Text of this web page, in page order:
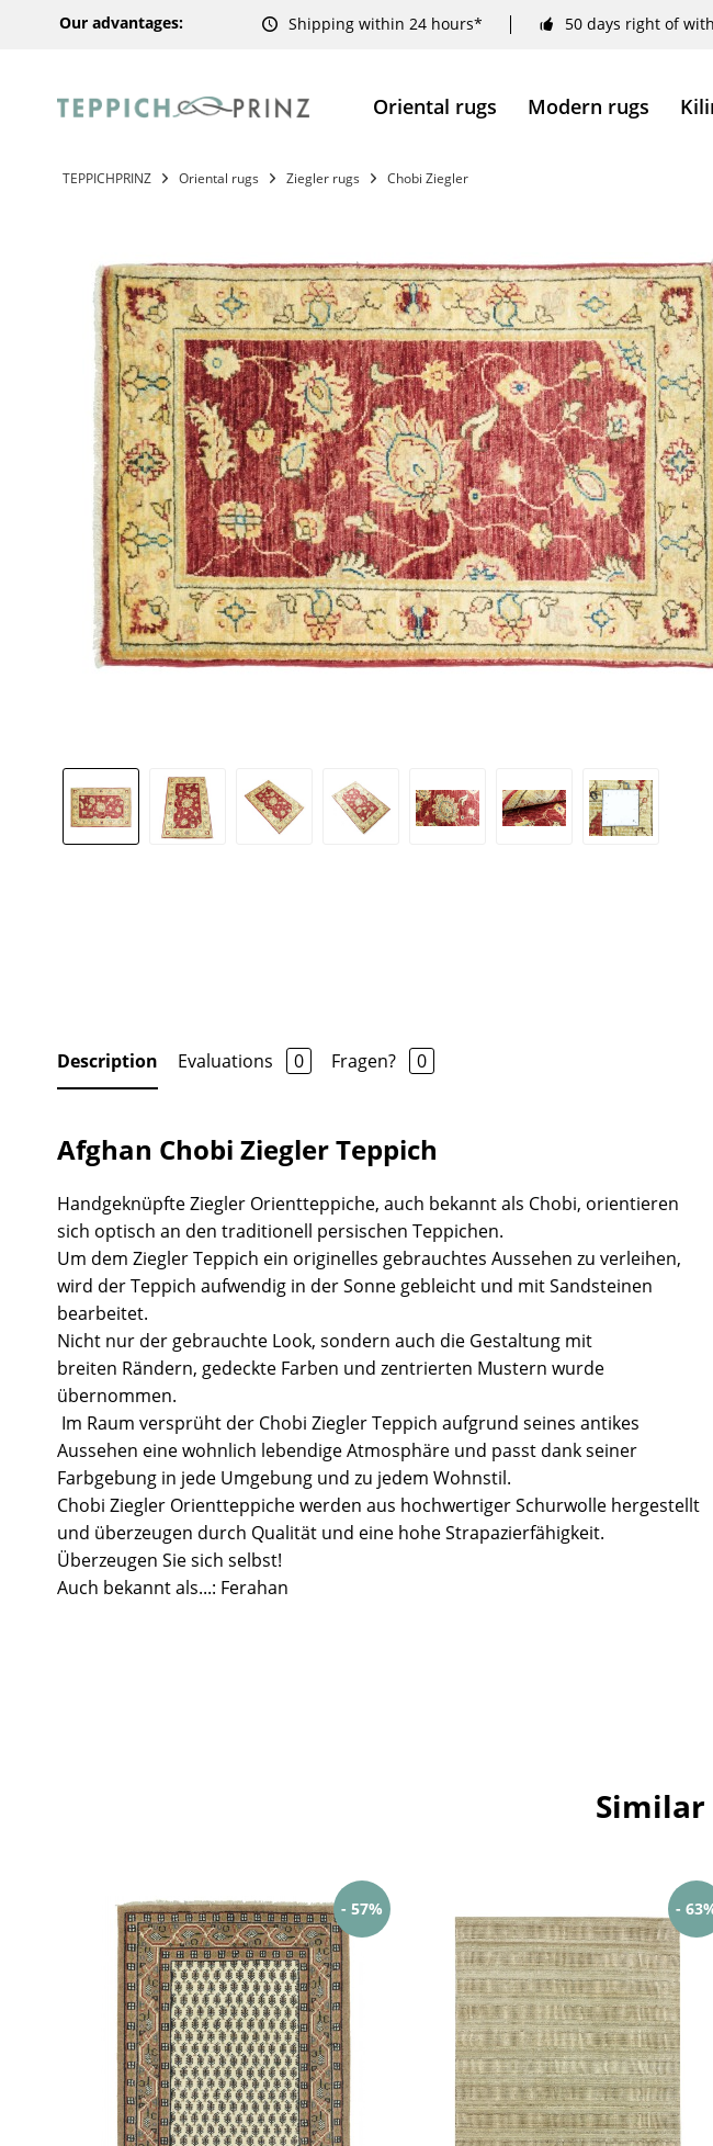
Our advantages: Shipping within 24 hours* 50 days right of
Oriental rugs Modern rugs
TEPPICHPRINZ Oriental rugs Ziegler rugs Chobi Ziegler
Description Evaluations 0 Fragen? 0
Afghan Chobi Ziegler Teppich
Handgeknüpfte Ziegler Orientteppiche, auch bekannt als Chobi, orientieren
sich optisch an den traditionell persischen Teppichen.
Um dem Ziegler Teppich ein originelles gebrauchtes Aussehen zu verleihen,
wird der Teppich aufwendig in der Sonne gebleicht und mit Sandsteinen
bearbeitet.
Nicht nur der gebrauchte Look, sondern auch die Gestaltung mit
breiten Rändern, gedeckte Farben und zentrierten Mustern wurde
übernommen.
Im Raum versprüht der Chobi Ziegler Teppich aufgrund seines antikes
Aussehen eine wohnlich lebendige Atmosphäre und passt dank seiner
Farbgebung in jede Umgebung und zu jedem Wohnstil.
Chobi Ziegler Orientteppiche werden aus hochwertiger Schurwolle hergestellt
und überzeugen durch Qualität und eine hohe Strapazierfähigkeit.
Überzeugen Sie sich selbst!
Auch bekannt als...: Ferahan
- 57% -